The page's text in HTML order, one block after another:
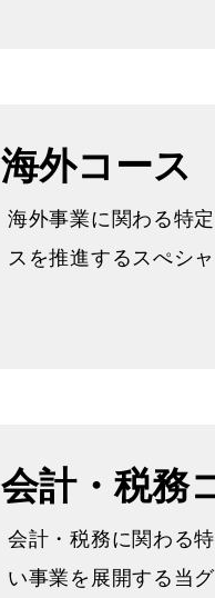
海外コース
海外事業に関わる特
スを推進するスぺシ
会計・税務
会計・税務に関わる
い事業を展開する当